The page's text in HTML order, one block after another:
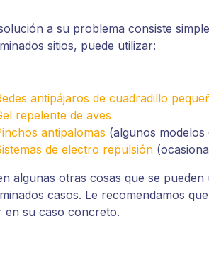
a su problema consiste
sitios, puede utilizar:
antipájaros de cuadradillo
repelente de aves
antipalomas (algunos
de electro repulsión
algunas otras cosas que se
casos. Le recomendamos
en su caso concreto.